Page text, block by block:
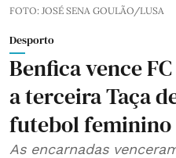
FOTO: JOSÉ SENA GOULÃO/LUSA
Desporto
Benfica vence
a terceira Taça
futebol feminino
As encarnadas